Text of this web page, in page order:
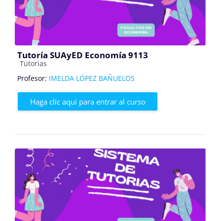
Tutoría SUAyED Economía 9113
Categoría de cursos
Tutorias
Profesor: IMELDA LÓPEZ BAÑUELOS
Haga clic aquí para entrar al curso